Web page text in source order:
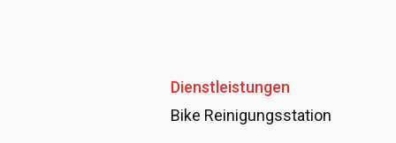
Dienstleistungen
Bike Reinigungsstation